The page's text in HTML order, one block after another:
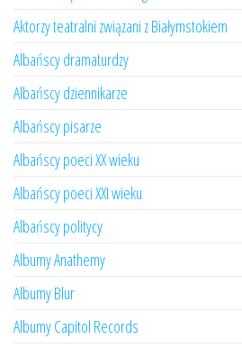
Aktorzy teatralni związani z Białymstokiem
Albańscy dramaturdzy
Albańscy dziennikarze
Albańscy pisarze
Albańscy poeci XX wieku
Albańscy poeci XXI wieku
Albańscy politycy
Albumy Anathemy
Albumy Blur
Albumy Capitol Records